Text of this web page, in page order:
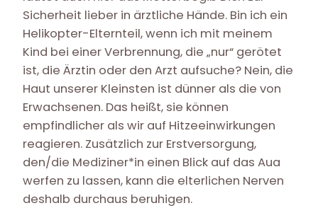
Sicherheit lieber in ärztliche Hände. Bin ich ein
Helikopter-Elternteil, wenn ich mit meinem
Kind bei einer Verbrennung, die „nur“ gerötet
ist, die Ärztin oder den Arzt aufsuche? Nein, die
Haut unserer Kleinsten ist dünner als die von
Erwachsenen. Das heißt, sie können
empfindlicher als wir auf Hitzeeinwirkungen
reagieren. Zusätzlich zur Erstversorgung,
den/die Mediziner*in einen Blick auf das Aua
werfen zu lassen, kann die elterlichen Nerven
deshalb durchaus beruhigen.